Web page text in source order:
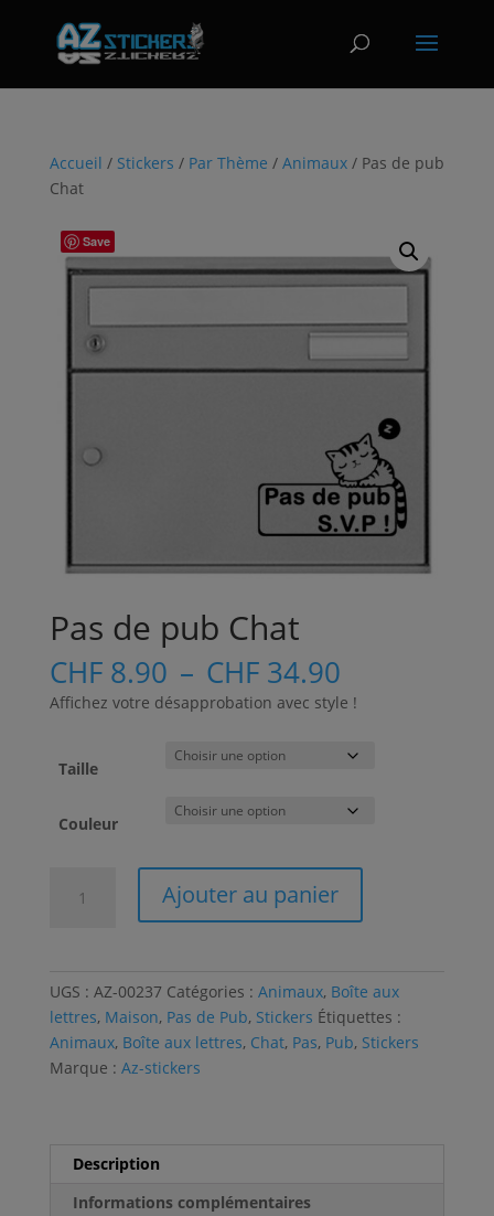
Accueil / Stickers / Par Thème / Animaux/ Pas de pub
Chat
Save
Pas de pub Chat
CHF8.90 – CHF34.90Plage
de
prix :
CHF 8.90
à
CHF 34.90
Affichez votre désapprobation avec style !
Taille
Couleur
Chat
Ajouter au panier
n
a
UGS : AZ-00237 Catégories : Animaux, Boîte aux
lettres, Maison, Pas de Pub, Stickers Étiquettes :
Animaux, Boîte aux lettres, Chat, Pas, Pub, Stickers
Marque : Az-stickers
Description
Informations complémentaires